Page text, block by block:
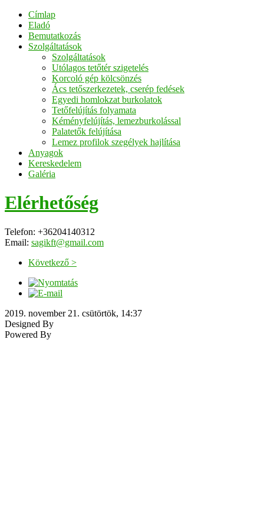
Címlap
Eladó
Bemutatkozás
Szolgáltatások
Szolgáltatások
Utólagos tetőtér szigetelés
Korcoló gép kölcsönzés
Ács tetőszerkezetek, cserép fedések
Egyedi homlokzat burkolatok
Tetőfelújítás folyamata
Kéményfelújítás, lemezburkolással
Palatetők felújítása
Lemez profilok szegélyek hajlítása
Anyagok
Kereskedelem
Galéria
Elérhetőség
Telefon: +36204140312
Email: sagikft@gmail.com
Következő >
2019. november 21. csütörtök, 14:37
Designed By
Powered By